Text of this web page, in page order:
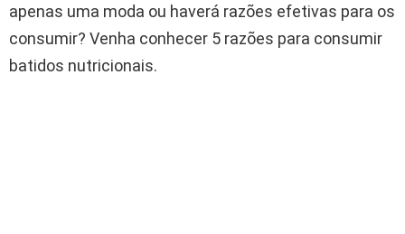
apenas uma moda ou haverá razões efetivas para os
consumir? Venha conhecer 5 razões para consumir
batidos nutricionais.